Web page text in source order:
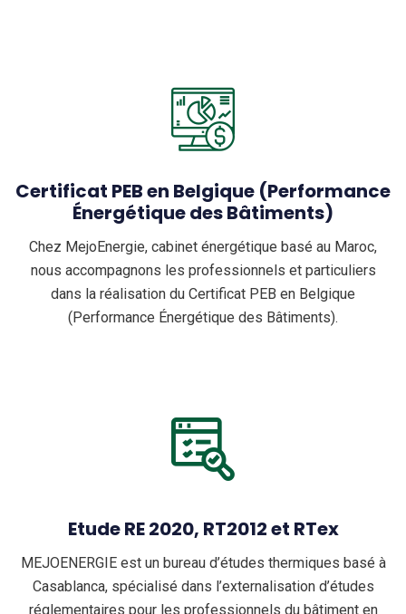
Certificat PEB en Belgique (Performance
Énergétique des Bâtiments)
Chez MejoEnergie, cabinet énergétique basé au Maroc,
nous accompagnons les professionnels et particuliers
dans la réalisation du Certificat PEB en Belgique
(Performance Énergétique des Bâtiments).
Etude RE 2020, RT2012 et RTex
MEJOENERGIE est un bureau d’études thermiques basé à
Casablanca, spécialisé dans l’externalisation d’études
réglementaires pour les professionnels du bâtiment en